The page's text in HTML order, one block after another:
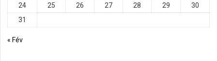
24
25 26 27 28 29
30
31
« Fév